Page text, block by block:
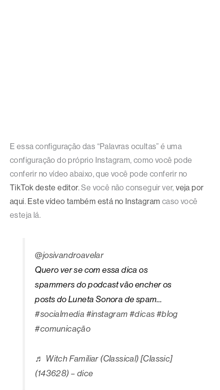
E essa configuração das “Palavras ocultas” é uma
configuração do próprio Instagram, como você pode
conferir no vídeo abaixo, que você pode conferir no
TikTok deste editor. Se você não conseguir ver,veja por
aqui. Este vídeo também está no Instagram caso você
esteja lá.
@josivandroavelar
Quero ver se com essa dica os
spammers do podcast vão encher os
posts do Luneta Sonora de spam…
#socialmedia #instagram #dicas #blog
#comunicação
♬ Witch Familiar (Classical) [Classic]
(143628) – dice